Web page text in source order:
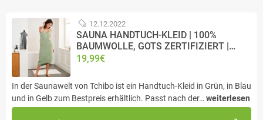
12.12.2022
SAUNA HANDTUCH-KLEID | 100%
BAUMWOLLE, GOTS ZERTIFIZIERT |…
19,99€
In der Saunawelt von Tchibo ist ein Handtuch-Kleid in Grün, in Blau
und in Gelb zum Bestpreis erhältlich. Passt nach der… weiterlesen